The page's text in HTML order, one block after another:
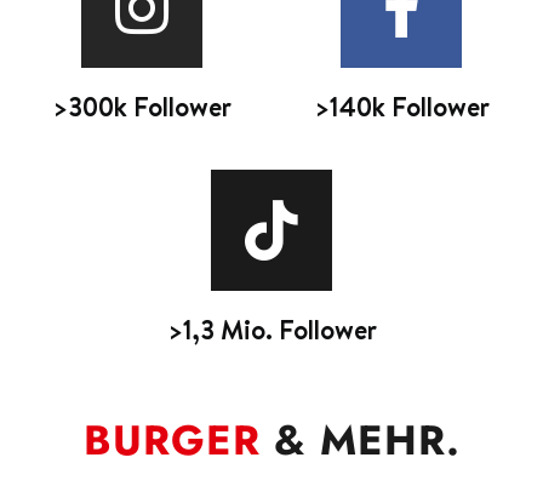
>300k Follower >140k Follower
>1,3 Mio. Follower
BURGER & MEHR.